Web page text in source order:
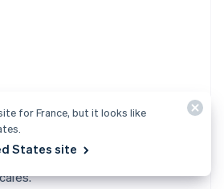
entreprise doit être immatriculée,
le montant de taxes requis
nécessaires pour effectuer
for France, but it looks like
States site